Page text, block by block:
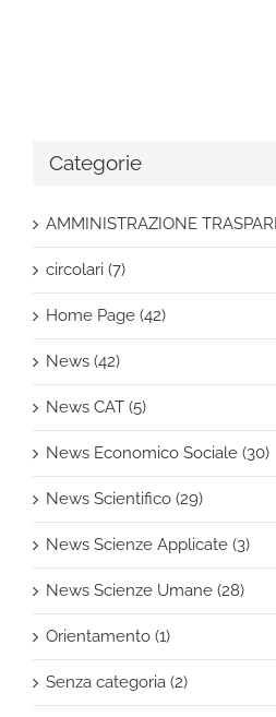
Categorie
AMMINISTRAZIONE
circolari (7)
Home Page (42)
News (42)
News CAT (5)
News Economico Sociale (30)
News Scientifico (29)
News Scienze Applicate (3)
News Scienze Umane (28)
Orientamento (1)
Senza categoria (2)